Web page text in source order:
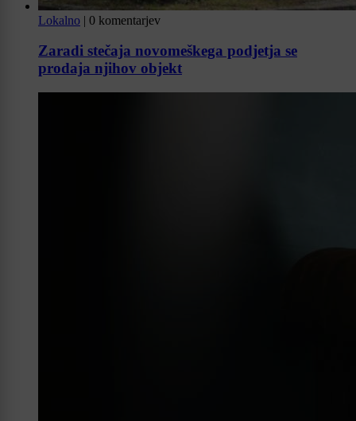
Lokalno | 0 komentarjev
Zaradi stečaja novomeškega podjetja se
prodaja njihov objekt